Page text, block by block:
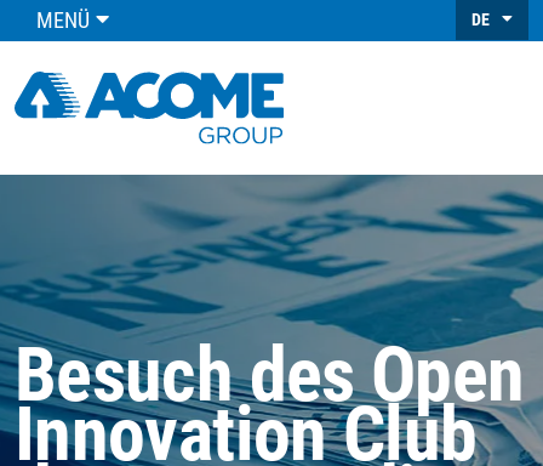
MENÜ DE
Besuch des Open
Innovation Club